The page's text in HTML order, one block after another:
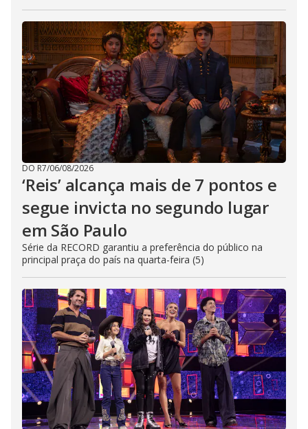
DO R7/06/08/2026
‘Reis’ alcança mais de 7 pontos e
segue invicta no segundo lugar
em São Paulo
Série da RECORD garantiu a preferência do público na
principal praça do país na quarta-feira (5)